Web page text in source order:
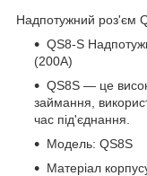
Надпотужний роз'єм
QS8-S
(200А)
QS8S — це
займання,
час під'єднання.
Модель: QS8S
Матеріал